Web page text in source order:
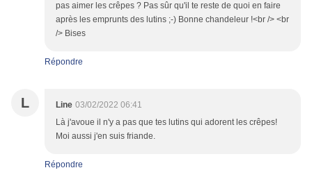
pas aimer les crêpes ? Pas sûr qu'il te reste de quoi en faire
après les emprunts des lutins ;-) Bonne chandeleur !<br /> <br
/> Bises
Répondre
L Line 03/02/2022 06:41
Là j'avoue il n'y a pas que tes lutins qui adorent les crêpes!
Moi aussi j'en suis friande.
Répondre